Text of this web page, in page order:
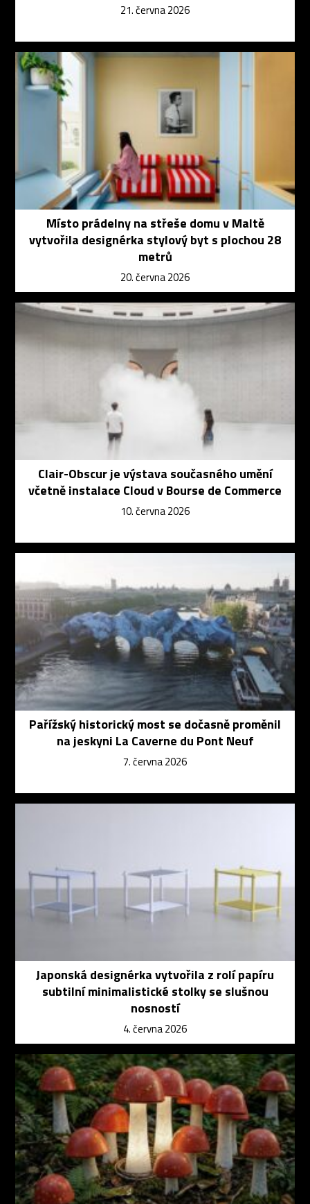
21. června 2026
Místo prádelny na střeše domu v Maltě
vytvořila designérka stylový byt s plochou 28
metrů
20. června 2026
Clair-Obscur je výstava současného umění
včetně instalace Cloud v Bourse de Commerce
10. června 2026
Pařížský historický most se dočasně proměnil
na jeskyni La Caverne du Pont Neuf
7. června 2026
Japonská designérka vytvořila z rolí papíru
subtilní minimalistické stolky se slušnou
nosností
4. června 2026